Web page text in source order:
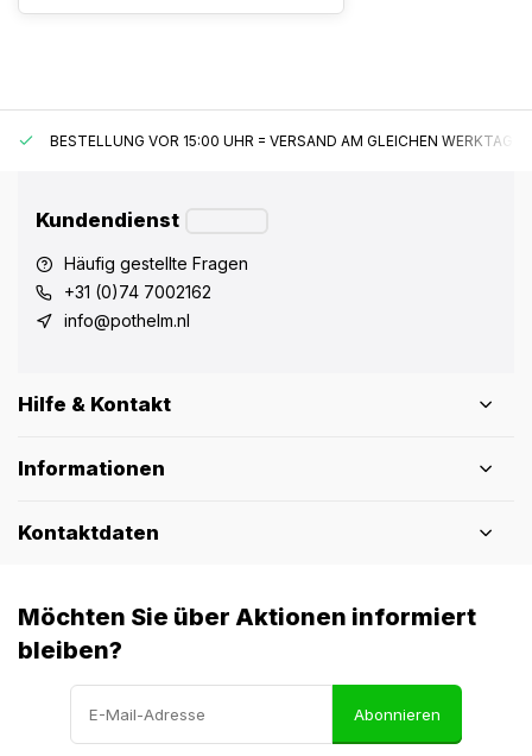
BESTELLUNG VOR 15:00 UHR = VERSAND AM GLEICHEN WERKTAG*
Kundendienst
Häufig gestellte Fragen
+31 (0)74 7002162
info@pothelm.nl
Hilfe & Kontakt
Informationen
Kontaktdaten
Möchten Sie über Aktionen informiert
bleiben?
Abonnieren